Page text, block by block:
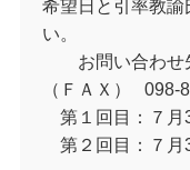
希望日と引率教諭
い。
お問い合わ
（ＦＡＸ） 098-
第１回目：７月
第２回目：７月